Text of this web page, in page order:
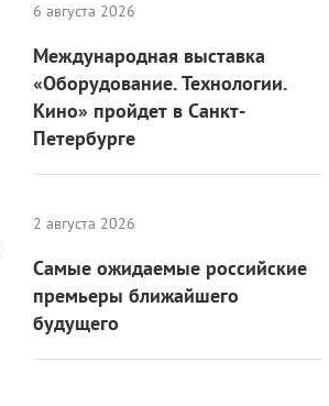
6 августа 2026
Международная выставка
«Оборудование. Технологии.
Кино» пройдет в Санкт-
Петербурге
2 августа 2026
Самые ожидаемые российские
премьеры ближайшего
будущего